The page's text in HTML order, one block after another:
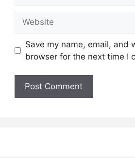
Save my name, email, and
browser for the next time I